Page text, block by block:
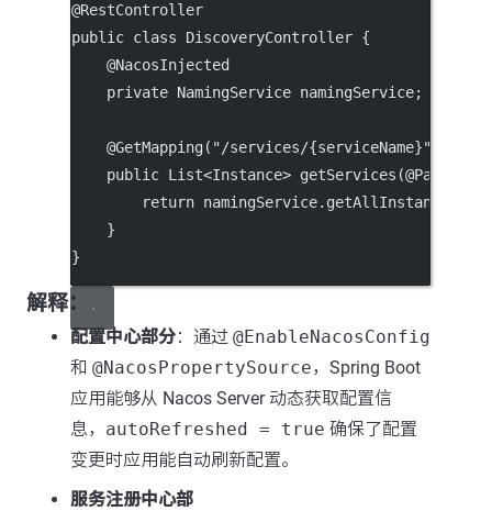
@RestController
public class DiscoveryController {
    @
NacosInjected
private NamingService namingService;
    @
GetMapping( "/services/{serviceName}"
public List<Instance> getServices (@
return namingService. getAllInstances
    }
}
解释：
配置中心部分：通过 @EnableNacosConfig
和 @NacosPropertySource，Spring Boot
应用能够从 Nacos Server 动态获取配置信
息， autoRefreshed = true 确保了配置
变更时应用能自动刷新配置。
服务注册中心部